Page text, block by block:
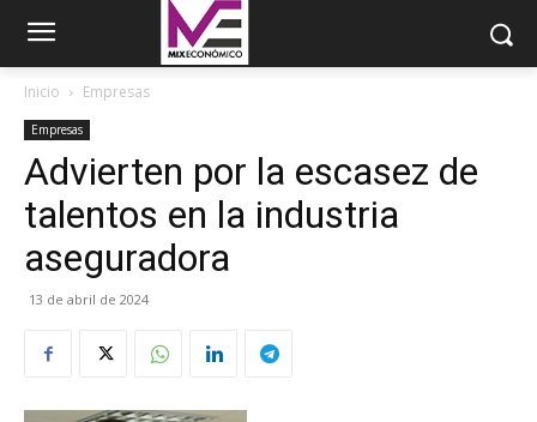
Inicio Empresas
Empresas
Advierten por la escasez de
talentos en la industria
aseguradora
13 de abril de 2024